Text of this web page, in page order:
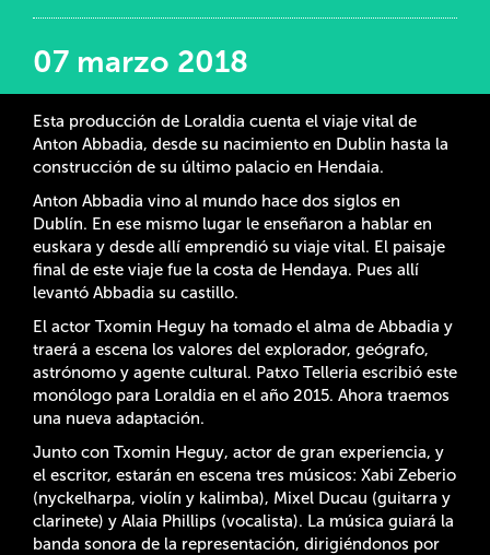
07 marzo 2018
Esta producción de Loraldia cuenta el viaje vital de
Anton Abbadia, desde su nacimiento en Dublin hasta la
construcción de su último palacio en Hendaia.
Anton Abbadia vino al mundo hace dos siglos en
Dublín. En ese mismo lugar le enseñaron a hablar en
euskara y desde allí emprendió su viaje vital. El paisaje
final de este viaje fue la costa de Hendaya. Pues allí
levantó Abbadia su castillo.
El actor Txomin Heguy ha tomado el alma de Abbadia y
traerá a escena los valores del explorador, geógrafo,
astrónomo y agente cultural. Patxo Telleria escribió este
monólogo para Loraldia en el año 2015. Ahora traemos
una nueva adaptación.
Junto con Txomin Heguy, actor de gran experiencia, y
el escritor, estarán en escena tres músicos: Xabi Zeberio
(nyckelharpa, violín y kalimba), Mixel Ducau (guitarra y
clarinete) y Alaia Phillips (vocalista). La música guiará la
banda sonora de la representación, dirigiéndonos por